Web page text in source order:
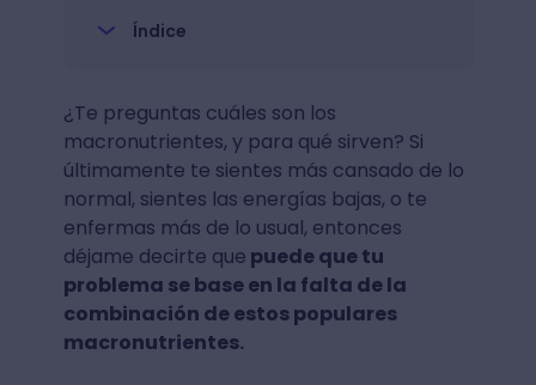
Índice
¿Te preguntas cuáles son los
macronutrientes, y para qué sirven? Si
últimamente te sientes más cansado de lo
normal, sientes las energías bajas, o te
enfermas más de lo usual, entonces
déjame decirte que puede que tu
problema se base en la falta de la
combinación de estos populares
macronutrientes.